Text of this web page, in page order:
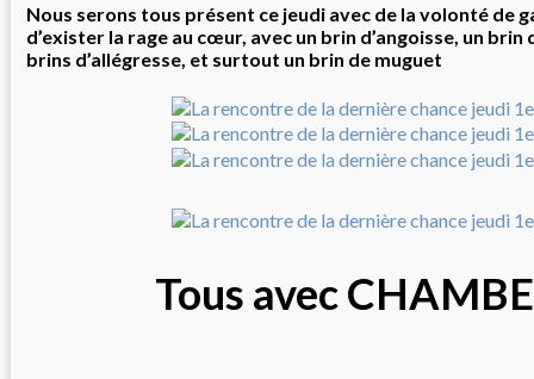
Nous serons tous présent ce jeudi avec de la volonté de
d’exister la rage au cœur, avec un brin d’angoisse, un
brins d’allégresse, et surtout un brin de muguet
Tous avec